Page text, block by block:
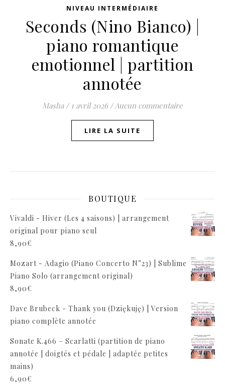
NIVEAU INTERMÉDIAIRE
Seconds (Nino Bianco) |
piano romantique
emotionnel | partition
annotée
Masha / 1 avril 2026 /Aucun commentaire
LIRE LA SUITE
BOUTIQUE
Vivaldi - Hiver (Les 4 saisons) | arrangement
original pour piano seul
8,90€
Mozart - Adagio (Piano Concerto N°23) | Sublime
Piano Solo (arrangement original)
8,90€
Dave Brubeck - Thank you (Dziękuję) | Version
piano complète annotée
Sonate K.466 – Scarlatti (partition de piano
annotée | doigtés et pédale | adaptée petites
mains)
6,90€